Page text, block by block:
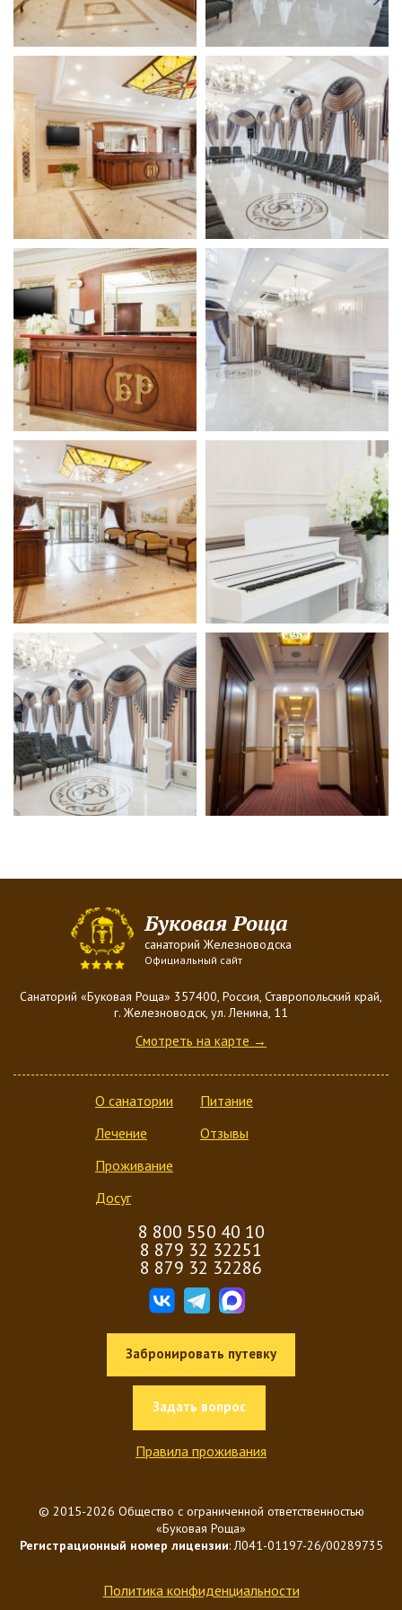
Буковая Роща
санаторий Железноводска
Официальный сайт
Санаторий «Буковая Роща» 357400, Россия, Ставропольский край,
г. Железноводск, ул. Ленина, 11
Смотреть на карте →
О санатории
Лечение
Проживание
Досуг
Питание
Отзывы
8 800 550 40 10
8 879 32 32251
8 879 32 32286
Забронировать путевку
Задать вопрос
Правила проживания
© 2015-2026 Общество с ограниченной ответственностью
«Буковая Роща»
Регистрационный номер лицензии: Л041-01197-26/00289735
Политика конфиденциальности